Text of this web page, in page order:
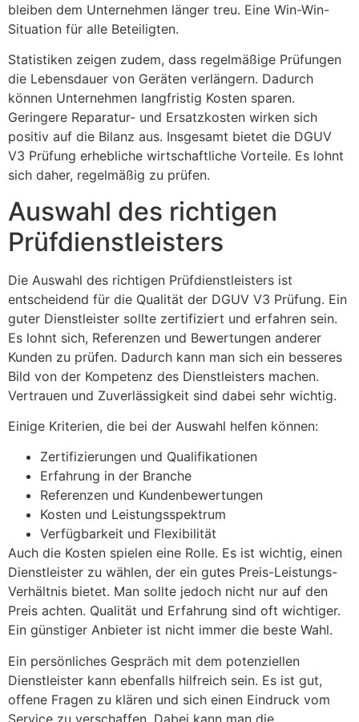
bleiben dem Unternehmen länger treu. Eine Win-Win-
Situation für alle Beteiligten.
Statistiken zeigen zudem, dass regelmäßige Prüfungen
die Lebensdauer von Geräten verlängern. Dadurch
können Unternehmen langfristig Kosten sparen.
Geringere Reparatur- und Ersatzkosten wirken sich
positiv auf die Bilanz aus. Insgesamt bietet die DGUV
V3 Prüfung erhebliche wirtschaftliche Vorteile. Es lohnt
sich daher, regelmäßig zu prüfen.
Auswahl des richtigen
Prüfdienstleisters
Die Auswahl des richtigen Prüfdienstleisters ist
entscheidend für die Qualität der DGUV V3 Prüfung. Ein
guter Dienstleister sollte zertifiziert und erfahren sein.
Es lohnt sich, Referenzen und Bewertungen anderer
Kunden zu prüfen. Dadurch kann man sich ein besseres
Bild von der Kompetenz des Dienstleisters machen.
Vertrauen und Zuverlässigkeit sind dabei sehr wichtig.
Einige Kriterien, die bei der Auswahl helfen können:
Zertifizierungen und Qualifikationen
Erfahrung in der Branche
Referenzen und Kundenbewertungen
Kosten und Leistungsspektrum
Verfügbarkeit und Flexibilität
Auch die Kosten spielen eine Rolle. Es ist wichtig, einen
Dienstleister zu wählen, der ein gutes Preis-Leistungs-
Verhältnis bietet. Man sollte jedoch nicht nur auf den
Preis achten. Qualität und Erfahrung sind oft wichtiger.
Ein günstiger Anbieter ist nicht immer die beste Wahl.
Ein persönliches Gespräch mit dem potenziellen
Dienstleister kann ebenfalls hilfreich sein. Es ist gut,
offene Fragen zu klären und sich einen Eindruck vom
Service zu verschaffen. Dabei kann man die